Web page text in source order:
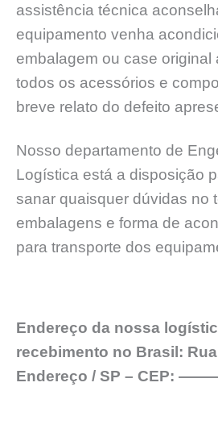
assistência técnica
equipamento venha
embalagem ou case original
todos os acessórios e
breve relato do defeito
Nosso departamento de
Logística está a disposição
sanar quaisquer dúvidas no
embalagens e forma de
para transporte dos
Endereço da nossa
recebimento no Brasil:
Endereço / SP – CEP: